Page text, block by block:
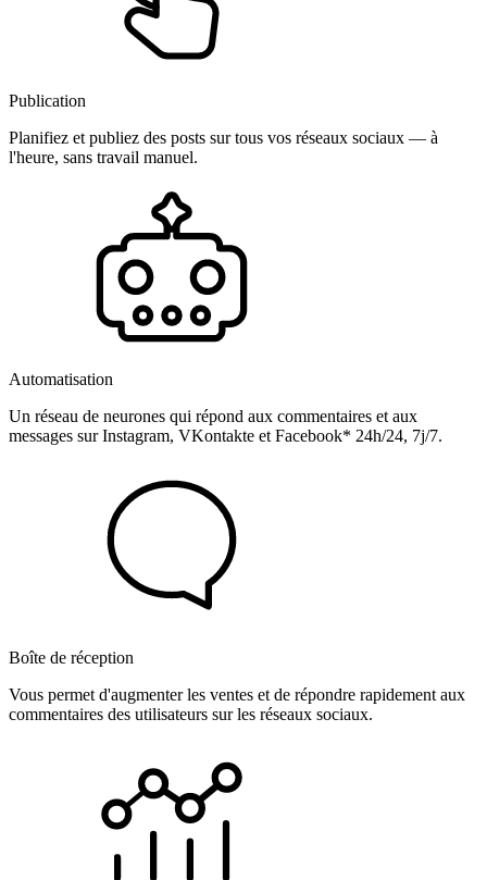
Publication
Planifiez et publiez des posts sur tous vos réseaux sociaux — à
l'heure, sans travail manuel.
Automatisation
Un réseau de neurones qui répond aux commentaires et aux
messages sur Instagram, VKontakte et Facebook* 24h/24, 7j/7.
Boîte de réception
Vous permet d'augmenter les ventes et de répondre rapidement aux
commentaires des utilisateurs sur les réseaux sociaux.